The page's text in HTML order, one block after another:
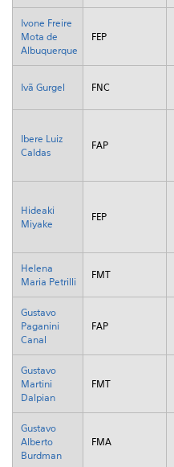
Ivone Freire
Mota de
Albuquerque
FEP
Ivã Gurgel FNC
Ibere Luiz
Caldas
FAP
Hideaki
Miyake
FEP
Helena
Maria Petrilli
FMT
Gustavo
Paganini
Canal
FAP
Gustavo
Martini
Dalpian
FMT
Gustavo
Alberto
Burdman
FMA